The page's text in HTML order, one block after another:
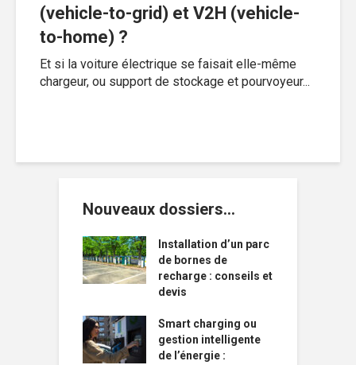
(vehicle-to-grid) et V2H (vehicle-
to-home) ?
Et si la voiture électrique se faisait elle-même
chargeur, ou support de stockage et pourvoyeur...
Nouveaux dossiers…
Installation d’un parc
de bornes de
recharge : conseils et
devis
Smart charging ou
gestion intelligente
de l’énergie :